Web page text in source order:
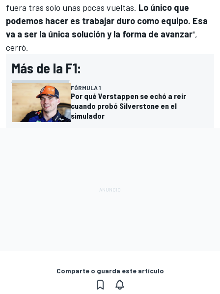
fuera tras solo unas pocas vueltas. Lo único que
podemos hacer es trabajar duro como equipo. Esa
va a ser la única solución y la forma de avanzar",
cerró.
Más de la F1:
FÓRMULA 1
Por qué Verstappen se echó a reír
cuando probó Silverstone en el
simulador
Comparte o guarda este artículo